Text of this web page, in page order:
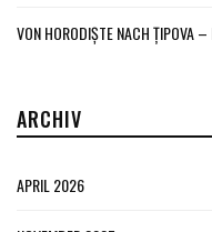
VON HORODIȘTE NACH ȚIPOVA
ARCHIV
APRIL 2026